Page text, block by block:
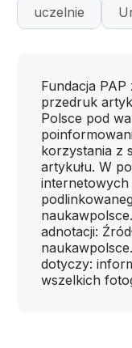
uczelnie
Fundacja
przedruk
Polsce pod
korzystania z
artykułu. W
internetowych
adnotacji:
dotyczy:
wszelkich